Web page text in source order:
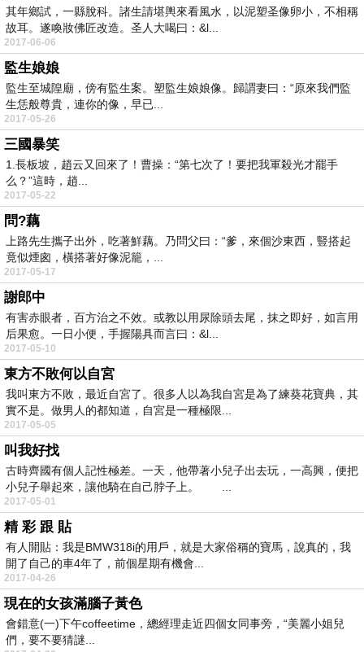
其年鄉試，一縣脫科。諸生請堪輿來看風水，以泥塑圣像卵小，不相稱
故耳。遂喚妝佛匠改造。圣人大喝曰：&l...
2017-06-06
監生娘娘
監生至城隍廟，傍有監生案。塑監生娘娘像。歸謂妻曰：“原來我們監
生恁般尊貴，連你的像，早已...
2017-05-26
三國暴笑
1.長板坡，趙云又回來了！曹操：“第七次了！要把我軍殺光才罷手
么？”這時，趙...
2017-05-22
問?藕
上路先生攜子出外，吃著鮮藕。乃問父曰：“爹，來個沙東西，豎搭起
竟似煙囪，橫搭著好像泥籠，...
2017-05-17
謝郎中
有害赤眼者，百方治之不效。或教以用尿除頭去尾，抹之即好，如言用
后果愈。一日小便，手握陽具而言曰：&l...
2017-05-10
東方不敗何以自宮
我叫東方不敗，最近自宮了。很多人以為我自宮是為了練葵花寶典，其
實不是。做男人的都知道，自宮是一種極限...
2017-05-05
叫我好找
古時齊國有個人記性極差。一天，他帶著小兒子出去玩，一高興，便把
小兒子舉起來，讓他騎在自己脖子上。 ...
2017-05-01
精 彩 跟 貼
有人開貼：我是BMW318i的用戶，就是大家俗稱的寶馬，說真的，我
開了自己的車4年了，前個星期有機會...
2017-04-26
現在的女孩滿腦子黃色
會錯意(一)下午coffeetime，總經理走近四個女同事旁，“美麗小姐兒
們，要不要猜謎...